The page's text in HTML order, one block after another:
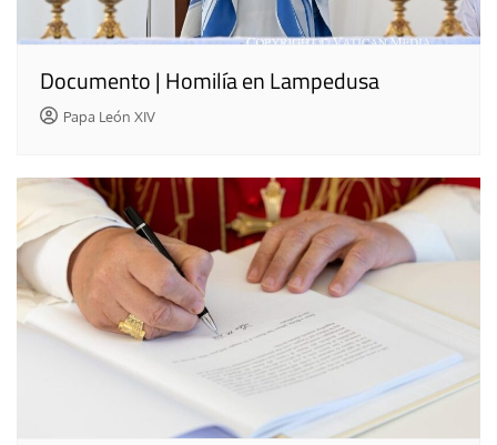
Documento | Homilía en Lampedusa
Papa León XIV